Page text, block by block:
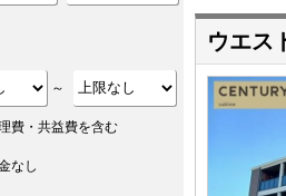
ウエス
～
費・共益費を含む
なし